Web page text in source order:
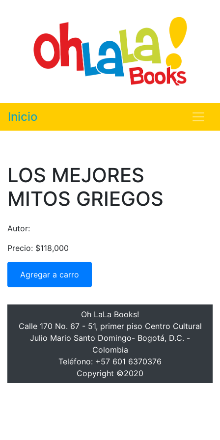
Inicio
LOS MEJORES
MITOS GRIEGOS
Autor:
Precio: $118,000
Agregar a carro
Oh LaLa Books!
Calle 170 No. 67 - 51, primer piso Centro Cultural
Julio Mario Santo Domingo- Bogotá, D.C. -
Colombia
Teléfono: +57 601 6370376
Copyright ©2020